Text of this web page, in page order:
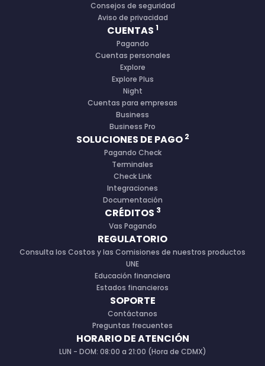
Consejos de seguridad
Aviso de privacidad
CUENTAS 1
Pagando
Cuentas personales
Explore
Explore Plus
Night
Cuentas para empresas
Business
Business Pro
SOLUCIONES DE PAGO 2
Pagando Check
Terminales
Check Link
Integraciones
Documentación
CRÉDITOS 3
Vas Pagando
REGULATORIO
Consulta los Costos y las Comisiones de nuestros productos
UNE
Educación financiera
Estados financieros
SOPORTE
Contáctanos
Preguntas frecuentes
HORARIO DE ATENCIÓN
LUN - DOM: 08:00 a 21:00 (Hora de CDMX)